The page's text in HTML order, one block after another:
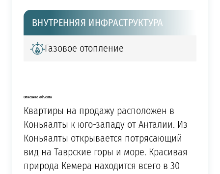
ВНУТРЕННЯЯ ИНФРАСТРУКТУРА
Газовое отопление
Описание объекта
Квартиры на продажу расположен в
Коньяалты к юго-западу от Анталии. Из
Коньяалты открывается потрясающий
вид на Таврские горы и море. Красивая
природа Кемера находится всего в 30